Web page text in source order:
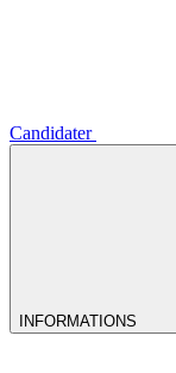
Candidater
INFORMATIONS